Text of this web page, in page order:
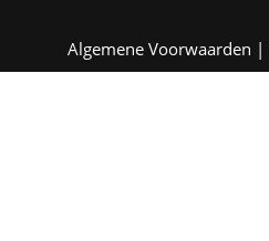
Algemene Voorwaarden |